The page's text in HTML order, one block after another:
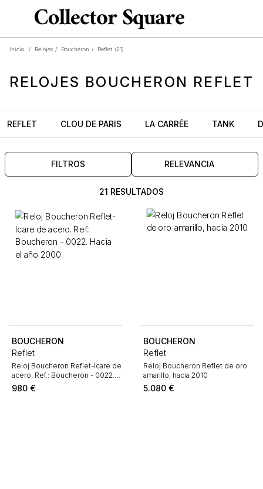
Inicio / Relojes / Boucheron / Reflet (21)
RELOJES BOUCHERON REFLET
REFLET CLOU DE PARIS LA CARRÉE TANK
FILTROS RELEVANCIA
21 RESULTADOS
BOUCHERON
Reflet
Reloj Boucheron Reflet-Icare de
acero. Ref.: Boucheron - 0022.
Hacia el año 2000
980 €
BOUCHERON
Reflet
Reloj Boucheron Reflet de oro
amarillo, hacia 2010
5.080 €